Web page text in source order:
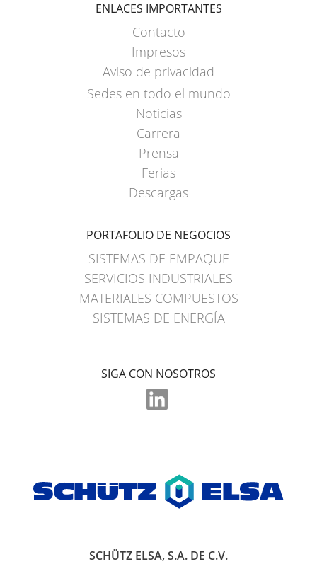
ENLACES IMPORTANTES
Contacto
Impresos
Aviso de privacidad
Sedes en todo el mundo
Noticias
Carrera
Prensa
Ferias
Descargas
PORTAFOLIO DE NEGOCIOS
SISTEMAS DE EMPAQUE
SERVICIOS INDUSTRIALES
MATERIALES COMPUESTOS
SISTEMAS DE ENERGÍA
SIGA CON NOSOTROS
SCHÜTZ ELSA, S.A. DE C.V.